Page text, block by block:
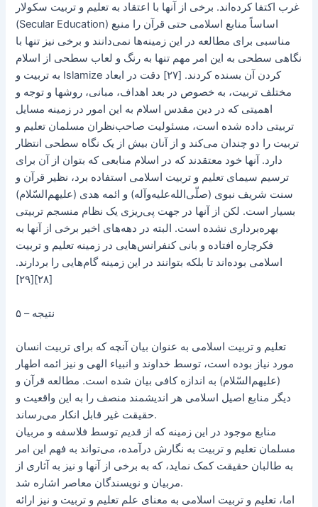
غرب اکتفا کرده‌اند. برخی از آنها با اعتقاد به تعلیم و تربیت سکولار
(Secular Education) اساساً منابع اسلامی حتی قرآن را منبع
مناسبی برای مطالعه در این زمینه‌ها نمی‌دانند و برخی نیز تنها با
نگاهی سطحی به این امر مهم تنها به رنگ و لعاب سطحی از اسلام
به تربیت و Islamize کردن آن بسنده کردند. [۲۷] دقت در ابعاد
مختلف تربیت، ‌به خصوص در بعد اهداف، مبانی، روشها و توجه و
اهمیتی که در دین مقدس اسلام به این امور در زمینه مسایل
تربیتی داده شده است، مسئولیت صاحب‌نظران مسلمان تعلیم و
تربیت را دو چندان می‌کند و از آنان بیش از یک نگاه سطحی انتظار
دارد. آنها خود معتقدند که در اسلام منابعی که بتوان از آن برای
ترسیم سیمای تعلیم و تربیت اسلامی استفاده برد، نظیر قرآن و
سنت شریف نبوی (صلّی‌الله‌علیه‌و‌آله) و ائمه هدی (علیهم‌السّلام)
بسیار است. لکن از آنها در جهت پی‌ریزی یک نظام منسجم تربیتی
بهره‌برداری نشده است. البته در دهه‌های اخیر برخی از آنها به
فکرچاره افتاده و بانی کنفرانس‌هایی در زمینه تعلیم و تربیت
اسلامی بوده‌اند تا بلکه بتوانند در این زمینه گام‌هایی را بردارند.
[۲۸][۲۹]
۵ – نتیجه
تعلیم و تربیت اسلامی به عنوان بیان آنچه که برای تربیت انسان
مورد نیاز بوده است، ‌توسط خداوند و انبیاء الهی و نیز ائمه اطهار
(علیهم‌السّلام) به‌ اندازه کافی بیان شده است. مطالعه قرآن و
دیگر منابع اصیل اسلامی هر‌ اندیشمند منصف را به این واقعیت و
حقیقت غیر قابل انکار می‌رساند.
منابع موجود در این زمینه که از قدیم توسط فلاسفه و مربیان
مسلمان تعلیم و تربیت به نگارش درآمده، می‌تواند به فهم این امر
به طالبان حقیقت کمک نماید، که به برخی از آنها و نیز به آثاری از
مربیان و نویسندگان معاصر اشاره شد.
اما، تعلیم و تربیت اسلامی به معنای علم تعلیم و تربیت و نیز ارائه